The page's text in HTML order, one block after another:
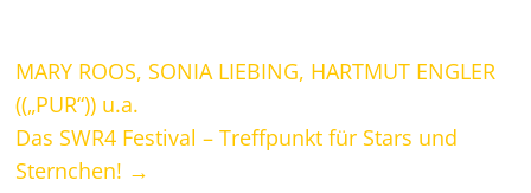
MARY ROOS, SONIA LIEBING, HARTMUT ENGLER
((„PUR“)) u.a.
Das SWR4 Festival – Treffpunkt für Stars und
Sternchen! →